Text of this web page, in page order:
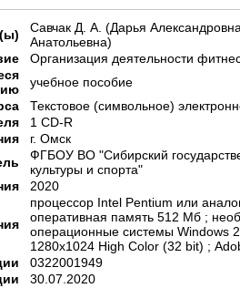
Савчак Д. А. (Дарья
Анатольевна)
Организация деятельности
учебное пособие
Текстовое (символьное)
1 CD-R
г. Омск
ФГБОУ ВО "Сибирский
культуры и спорта"
2020
процессор Intel Pentium или
оперативная память 512 Мб ;
операционные системы Windows
1280x1024 High Color (32 bit) ;
0322001949
30.07.2020